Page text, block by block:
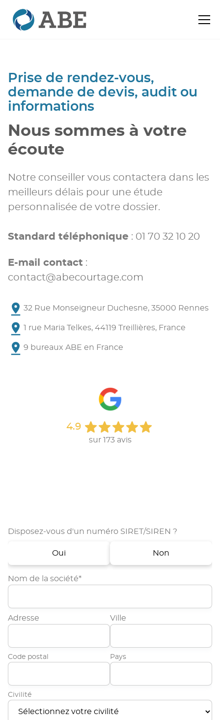
Prise de rendez-vous,
demande de devis, audit ou
informations
Nous sommes à votre
écoute
Notre conseiller vous contactera dans les
meilleurs délais pour une étude
personnalisée de votre dossier.
Standard téléphonique : 01 70 32 10 20
E-mail contact :
contact@abecourtage.com
32 Rue Monseigneur Duchesne, 35000 Rennes
1 rue Maria Telkes, 44119 Treillières, France
9 bureaux ABE en France
4.9
sur 173 avis
Disposez-vous d'un numéro SIRET/SIREN ?
Oui Non
Nom de la société*
Adresse Ville
Code postal Pays
Civilité